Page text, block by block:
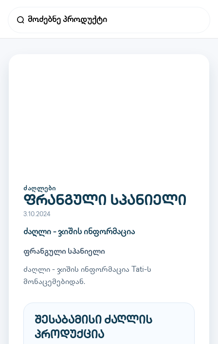
ᲫᲐᲦᲚᲔᲑᲘ
ფრანგული სპანიელი
3.10.2024
ძაღლი - ჯიშის ინფორმაცია
ფრანგული სპანიელი
ძაღლი - ჯიშის ინფორმაცია Tati-ს
მონაცემებიდან.
შესაბამისი ძაღლის
პროდუქცია